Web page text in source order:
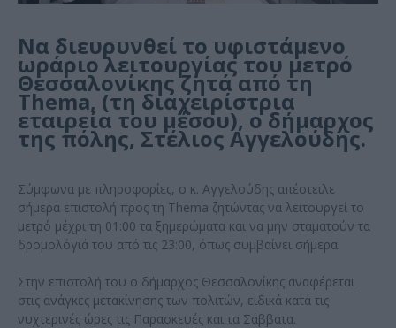
Να διευρυνθεί το υφιστάμενο
ωράριο λειτουργίας του μετρό
Θεσσαλονίκης ζητά από τη
Thema, (τη διαχειρίστρια
εταιρεία του μέσου), ο δήμαρχος
της πόλης, Στέλιος Αγγελούδης.
Σύμφωνα με πληροφορίες, ο κ. Αγγελούδης απέστειλε
σήμερα επιστολή προς τη Thema ζητώντας να λειτουργεί το
μετρό μέχρι τη 01:00 τα ξημερώματα και να μην σταματούν τα
δρομολόγιά του από τις 23:00, όπως συμβαίνει σήμερα.
Στην επιστολή του ο δήμαρχος Θεσσαλονίκης αναφέρεται
στις ανάγκες μετακίνησης των πολιτών, ειδικά κατά τις
νυχτερινές ώρες τις Παρασκευές και τα Σάββατα.